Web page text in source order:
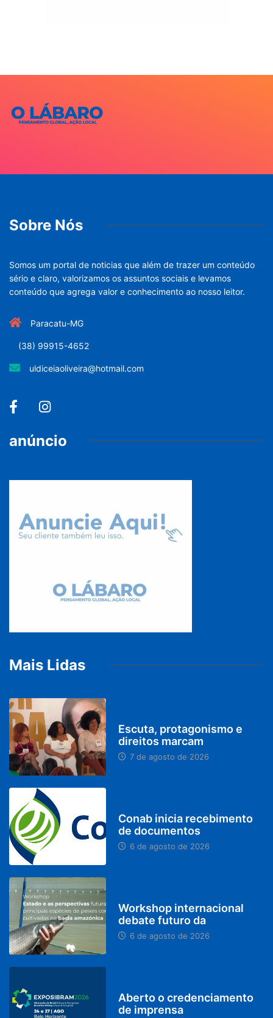
Sobre Nós
Somos um portal de noticias que além de trazer um conteúdo
sério e claro, valorizamos os assuntos sociais e levamos
conteúdo que agrega valor e conhecimento ao nosso leitor.
Paracatu-MG
(38) 99915-4652
uldiceiaoliveira@hotmail.com
anúncio
Mais Lidas
Escuta, protagonismo e
direitos marcam
7 de agosto de 2026
Conab inicia recebimento
de documentos
6 de agosto de 2026
Workshop internacional
debate futuro da
6 de agosto de 2026
Aberto o credenciamento
de imprensa